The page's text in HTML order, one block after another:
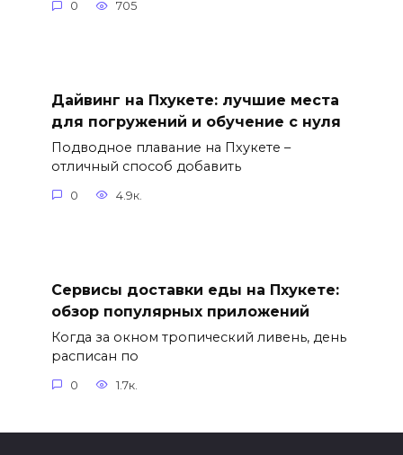
0 705
Дайвинг на Пхукете: лучшие места
для погружений и обучение с нуля
Подводное плавание на Пхукете –
отличный способ добавить
0 4.9к.
Сервисы доставки еды на Пхукете:
обзор популярных приложений
Когда за окном тропический ливень, день
расписан по
0 1.7к.